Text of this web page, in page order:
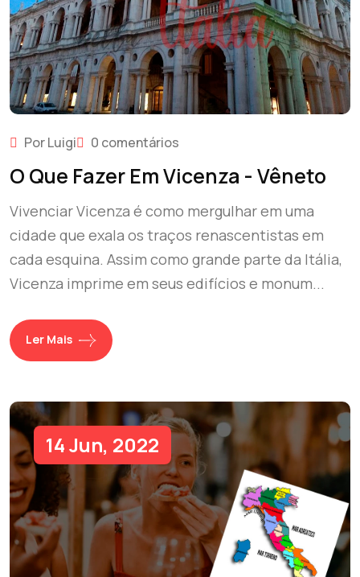
Por Luigi 0 comentários
O Que Fazer Em Vicenza - Vêneto
Vivenciar Vicenza é como mergulhar em uma
cidade que exala os traços renascentistas em
cada esquina. Assim como grande parte da Itália,
Vicenza imprime em seus edifícios e monum...
Ler Mais
14 Jun, 2022